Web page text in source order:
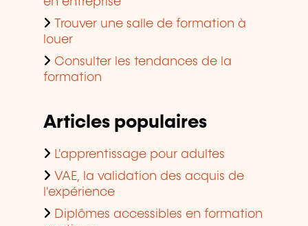
Trouver une salle de formation à
louer
Consulter les tendances de la
formation
Articles populaires
L'apprentissage pour adultes
VAE, la validation des acquis de
l'expérience
Diplômes accessibles en formation